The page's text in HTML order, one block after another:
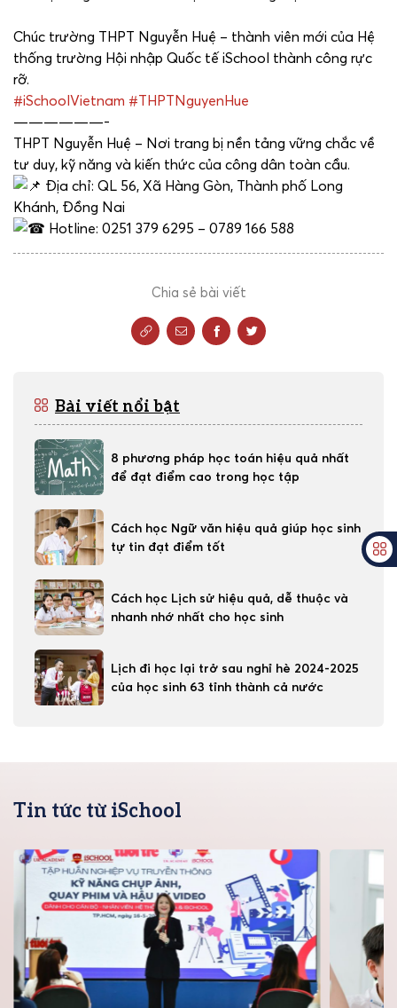
Chúc trường THPT Nguyễn Huệ – thành viên mới của Hệ
thống trường Hội nhập Quốc tế iSchool thành công rực
rỡ.
#iSchoolVietnam #THPTNguyenHue
——————-
THPT Nguyễn Huệ – Nơi trang bị nền tảng vững chắc về
tư duy, kỹ năng và kiến thức của công dân toàn cầu.
Địa chỉ: QL 56, Xã Hàng Gòn, Thành phố Long
Khánh, Đồng Nai
Hotline: 0251 379 6295 – 0789 166 588
Chia sẻ bài viết
Bài viết nổi bật
8 phương pháp học toán hiệu quả nhất
để đạt điểm cao trong học tập
Cách học Ngữ văn hiệu quả giúp học sinh
tự tin đạt điểm tốt
Cách học Lịch sử hiệu quả, dễ thuộc và
nhanh nhớ nhất cho học sinh
Lịch đi học lại trở sau nghỉ hè 2024-2025
của học sinh 63 tỉnh thành cả nước
Tin tức từ iSchool